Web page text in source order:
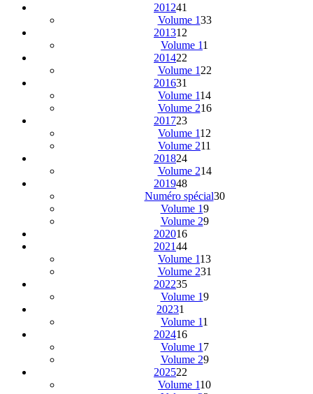
201241
Volume 133
201312
Volume 11
201422
Volume 1 22
201631
Volume 114
Volume 216
201723
Volume 112
Volume 211
201824
Volume 214
201948
Numéro spécial30
Volume 19
Volume 29
202016
202144
Volume 113
Volume 231
202235
Volume 19
20231
Volume 11
202416
Volume 1 7
Volume 29
202522
Volume 110